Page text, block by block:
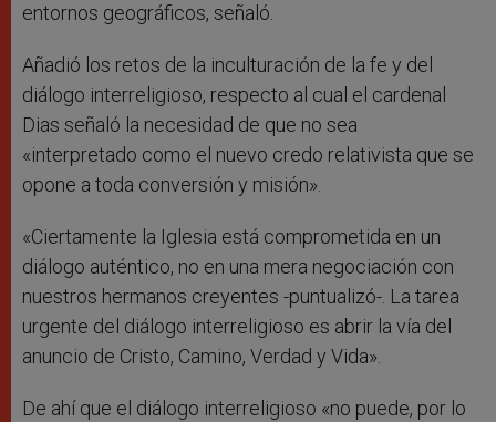
entornos geográficos, señaló.
Añadió los retos de la inculturación de la fe y del
diálogo interreligioso, respecto al cual el cardenal
Dias señaló la necesidad de que no sea
«interpretado como el nuevo credo relativista que se
opone a toda conversión y misión».
«Ciertamente la Iglesia está comprometida en un
diálogo auténtico, no en una mera negociación con
nuestros hermanos creyentes -puntualizó-. La tarea
urgente del diálogo interreligioso es abrir la vía del
anuncio de Cristo, Camino, Verdad y Vida».
De ahí que el diálogo interreligioso «no puede, por lo